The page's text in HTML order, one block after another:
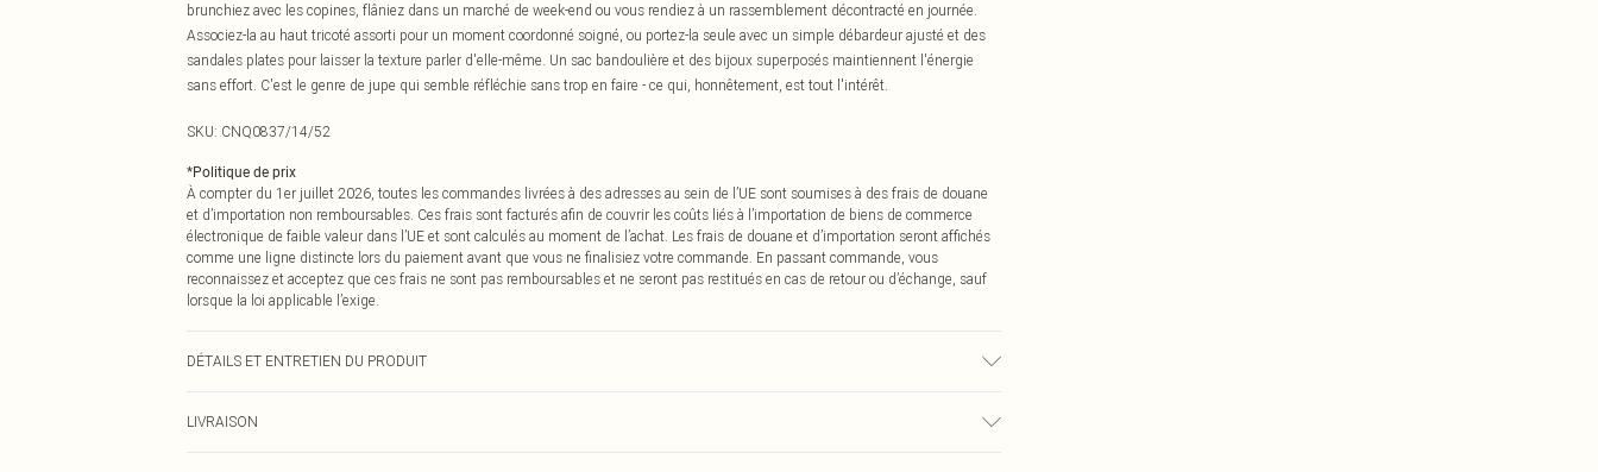
brunchiez avec les copines, flâniez dans un marché de week-end ou vous rendiez à un rassemblement décontracté en journée.
Associez-la au haut tricoté assorti pour un moment coordonné soigné, ou portez-la seule avec un simple débardeur ajusté et des
sandales plates pour laisser la texture parler d'elle-même. Un sac bandoulière et des bijoux superposés maintiennent l'énergie
sans effort. C'est le genre de jupe qui semble réfléchie sans trop en faire - ce qui, honnêtement, est tout l'intérêt.
SKU: CNQ0837/14/52
*Politique de prix
À compter du 1er juillet 2026, toutes les commandes livrées à des adresses au sein de l’UE sont soumises à des frais de douane
et d’importation non remboursables. Ces frais sont facturés afin de couvrir les coûts liés à l’importation de biens de commerce
électronique de faible valeur dans l’UE et sont calculés au moment de l’achat. Les frais de douane et d’importation seront affichés
comme une ligne distincte lors du paiement avant que vous ne finalisiez votre commande. En passant commande, vous
reconnaissez et acceptez que ces frais ne sont pas remboursables et ne seront pas restitués en cas de retour ou d’échange, sauf
lorsque la loi applicable l’exige.
DÉTAILS ET ENTRETIEN DU PRODUIT
LIVRAISON